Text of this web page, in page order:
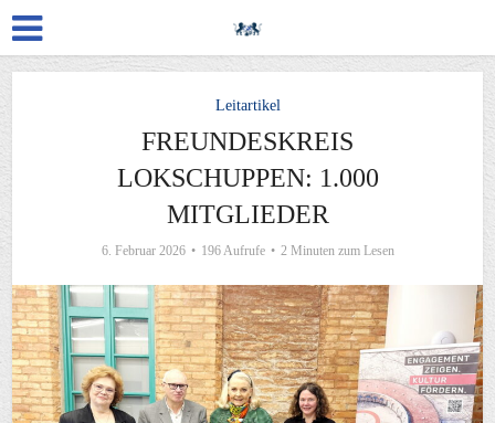
Leitartikel
FREUNDESKREIS
LOKSCHUPPEN: 1.000
MITGLIEDER
6. Februar 2026 196 Aufrufe 2 Minuten zum Lesen